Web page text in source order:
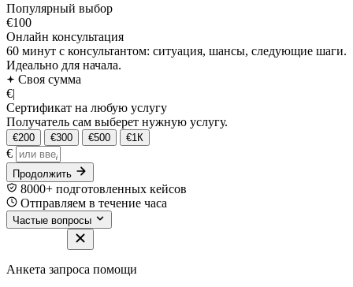
Популярный выбор
€100
Онлайн консультация
60 минут с консультантом: ситуация, шансы, следующие шаги.
Идеально для начала.
Своя сумма
€|
Сертификат на любую услугу
Получатель сам выберет нужную услугу.
€200 €300 €500 €1К
€
Продолжить
8000+ подготовленных кейсов
Отправляем в течение часа
Частые вопросы
Анкета запроса помощи